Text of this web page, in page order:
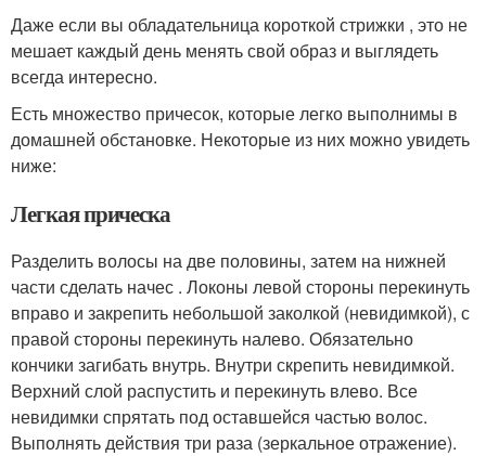
Даже если вы обладательница короткой стрижки , это не
мешает каждый день менять свой образ и выглядеть
всегда интересно.
Есть множество причесок, которые легко выполнимы в
домашней обстановке. Некоторые из них можно увидеть
ниже:
Легкая прическа
Разделить волосы на две половины, затем на нижней
части сделать начес . Локоны левой стороны перекинуть
вправо и закрепить небольшой заколкой (невидимкой), с
правой стороны перекинуть налево. Обязательно
кончики загибать внутрь. Внутри скрепить невидимкой.
Верхний слой распустить и перекинуть влево. Все
невидимки спрятать под оставшейся частью волос.
Выполнять действия три раза (зеркальное отражение).